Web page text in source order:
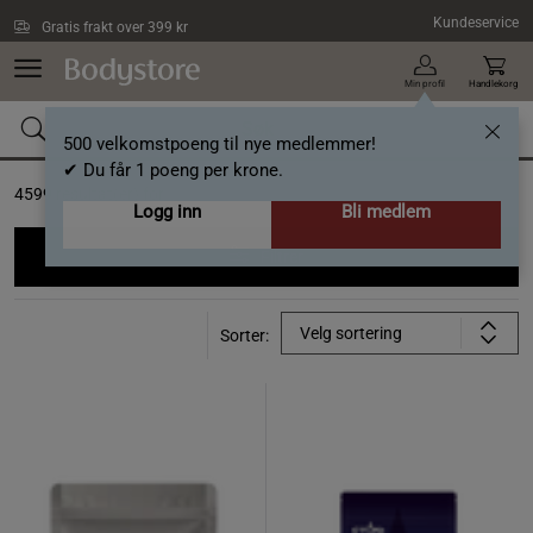
Gratis frakt over 399 kr Kundeservice
Min profil
500 velkomstpoeng til nye medlemmer!
✔ Du får 1 poeng per krone.
Logg inn
Bli medlem
Handlekorg
4599
Sorter: Velg sortering